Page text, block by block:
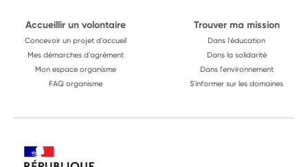
Accueillir un volontaire
Concevoir un projet d'accueil
Mes démarches d'agrément
Mon espace organisme
FAQ organisme
Trouver ma mission
Dans l'éducation
Dans la solidarité
Dans l'environnement
S'informer sur les domaines